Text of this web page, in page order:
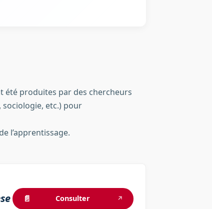
été produites par des chercheurs
sociologie, etc.) pour
l’apprentissage.
📄 Consulter ↗